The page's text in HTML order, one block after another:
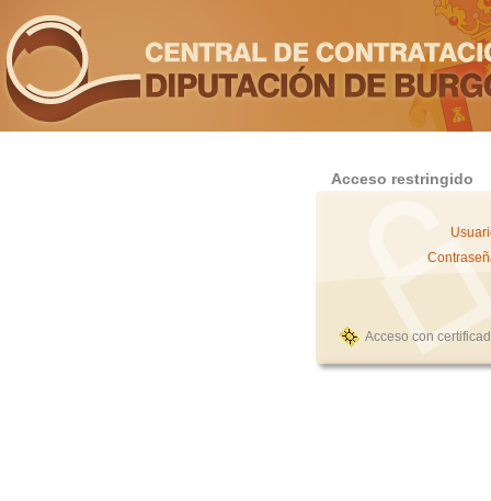
Acceso restringido
Acceso con